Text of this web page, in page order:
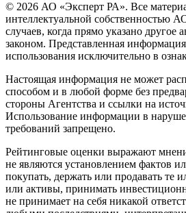
© 2026 АО «Эксперт РА». Все
интеллектуальной собственностью
случаев, когда прямо указано другое
законом. Представленная
использования исключительно в
Настоящая информация не может
способом и в любой форме без
стороны Агентства и ссылки на
Использование информации в
требований запрещено.
Рейтинговые оценки выражают
не являются установлением фактов
покупать, держать или продавать те
или активы, принимать
не принимает на себя никакой